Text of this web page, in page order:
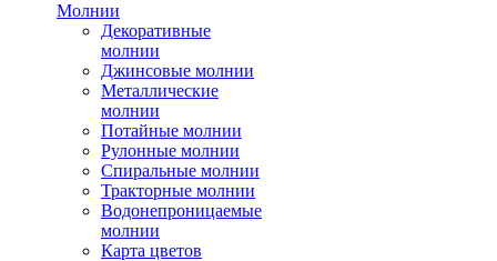
Молнии
Декоративные
молнии
Джинсовые молнии
Металлические
молнии
Потайные молнии
Рулонные молнии
Спиральные молнии
Тракторные молнии
Водонепроницаемые
молнии
Карта цветов